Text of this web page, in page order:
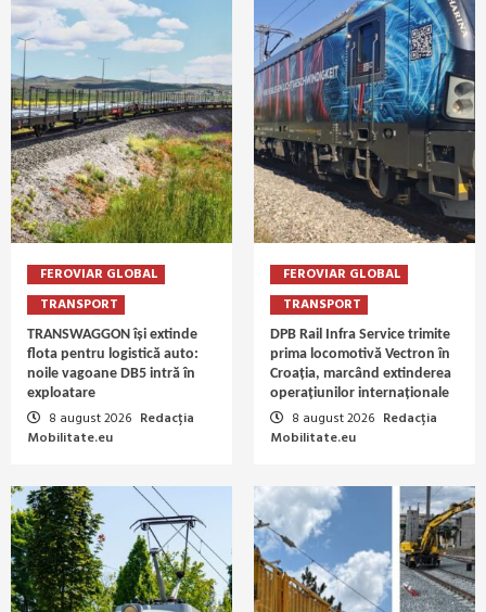
FEROVIAR GLOBAL
TRANSPORT
TRANSWAGGON își extinde
flota pentru logistică auto:
noile vagoane DB5 intră în
exploatare
8 august 2026 Redacția
Mobilitate.eu
FEROVIAR GLOBAL
TRANSPORT
DPB Rail Infra Service trimite
prima locomotivă Vectron în
Croația, marcând extinderea
operațiunilor internaționale
8 august 2026 Redacția
Mobilitate.eu